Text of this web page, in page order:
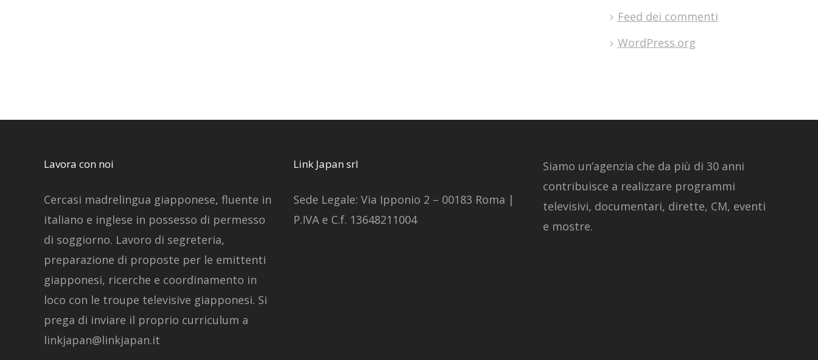
Feed dei commenti
WordPress.org
Lavora con noi
Cercasi madrelingua giapponese, fluente in
italiano e inglese in possesso di permesso
di soggiorno. Lavoro di segreteria,
preparazione di proposte per le emittenti
giapponesi, ricerche e coordinamento in
loco con le troupe televisive giapponesi. Si
prega di inviare il proprio curriculum a
linkjapan@linkjapan.it
Link Japan srl
Sede Legale: Via Ipponio 2 – 00183 Roma |
P.IVA e C.f. 13648211004
Siamo un’agenzia che da più di 30 anni
contribuisce a realizzare programmi
televisivi, documentari, dirette, CM, eventi
e mostre.